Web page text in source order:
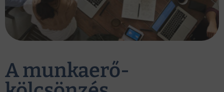
A munkaerő-